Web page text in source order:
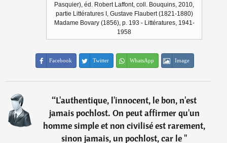
Pasquier), éd. Robert Laffont, coll. Bouquins, 2010,
partie Littératures I, Gustave Flaubert (1821-1880)
Madame Bovary (1856), p. 193 - Littératures, 1941-
1958
Facebook Twitter WhatsApp Image
“L'authentique, l'innocent, le bon, n'est
jamais pochlost. On peut affirmer qu'un
homme simple et non civilisé est rarement,
sinon jamais, un pochlost, car le "